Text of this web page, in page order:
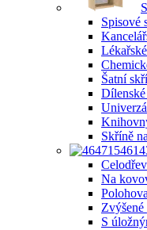
Spisové
Šatní
Skříně
Na
S